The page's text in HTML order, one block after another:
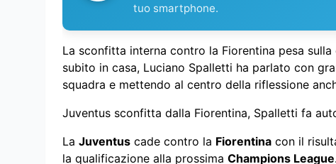
tuo smartphone.
La sconfitta interna contro la Fiorentina pesa
subito in casa, Luciano Spalletti ha parlato con
squadra e mettendo al centro della riflessione
Juventus sconfitta dalla Fiorentina, Spalletti fa
La Juventus cade contro la Fiorentina con il
la qualificazione alla prossima Champions League